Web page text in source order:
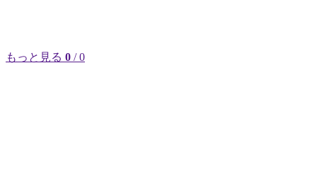
もっと見る 0 / 0